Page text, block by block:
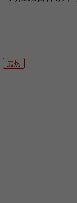
最热